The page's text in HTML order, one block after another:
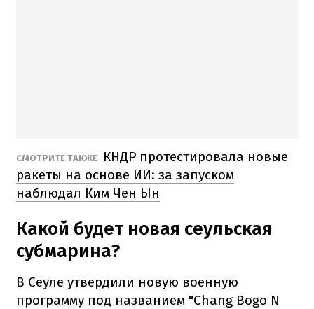
СМОТРИТЕ ТАКЖЕ
КНДР протестировала новые
ракеты на основе ИИ: за запуском
наблюдал Ким Чен Ын
Какой будет новая сеульская
субмарина?
В Сеуле утвердили новую военную
программу под названием "Chang Bogo N